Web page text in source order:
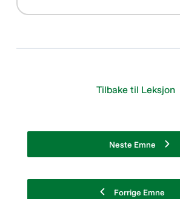
Forrige Emne
Tilbake til Leksjon
Neste Emne